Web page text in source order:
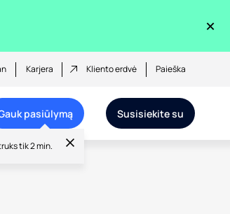
×
Karjera Kliento erdvė Paieška
pasiūlymą
tik 2 min.
Susisiekite su